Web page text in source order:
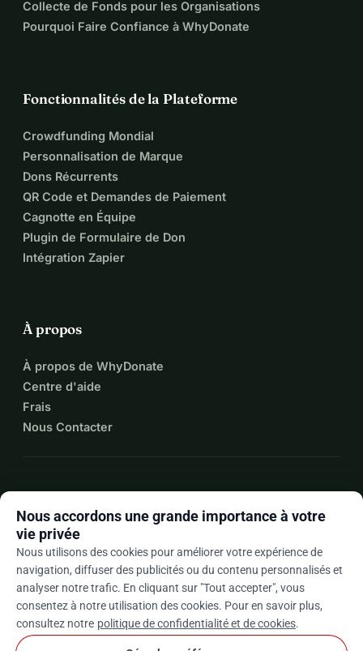
Collecte de Fonds pour les Organisations
Pourquoi Faire Confiance à WhyDonate
Fonctionnalités de la Plateforme
Crowdfunding Mondial
Personnalisation de Marque
Dons Récurrents
QR Code et Demandes de Paiement
Cagnotte en Équipe
Plugin de Formulaire de Don
Intégration Zapier
À propos
À propos de WhyDonate
Centre d'aide
Frais
Nous Contacter
Fr arrow_drop_down
★★★★★4,9 / 5 sur la base de 500+ avis
Nous accordons une grande importance à votre
vie privée
Nous utilisons des cookies pour améliorer votre expérience de
navigation, diffuser des publicités ou du contenu personnalisés et
analyser notre trafic. En cliquant sur "Tout accepter", vous
consentez à notre utilisation des cookies. Pour en savoir plus,
consultez notre politique de confidentialité et de cookies.